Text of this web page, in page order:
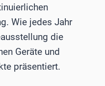
Wie jedes Jahr
die
Geräte und
präsentiert.